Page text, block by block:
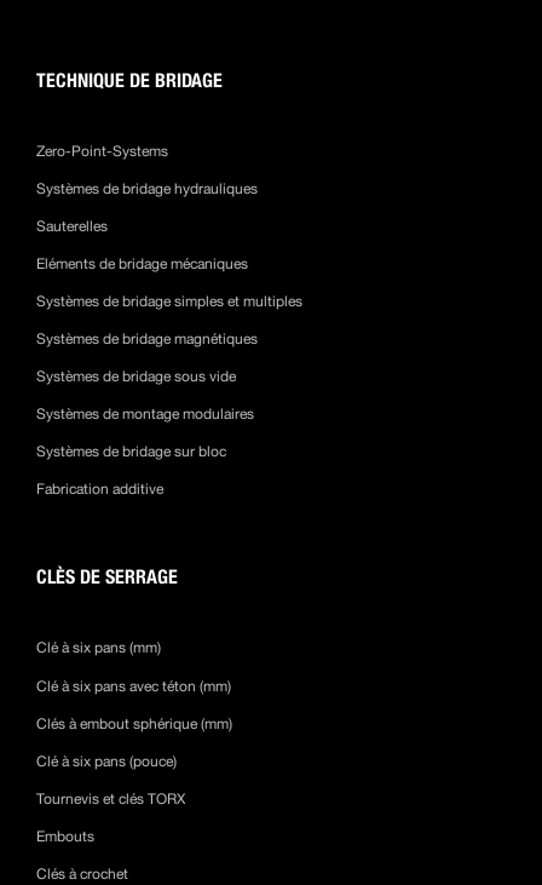
TECHNIQUE DE BRIDAGE
Zero-Point-Systems
Systèmes de bridage hydrauliques
Sauterelles
Eléments de bridage mécaniques
Systèmes de bridage simples et multiples
Systèmes de bridage magnétiques
Systèmes de bridage sous vide
Systèmes de montage modulaires
Systèmes de bridage sur bloc
Fabrication additive
CLÈS DE SERRAGE
Clé à six pans (mm)
Clé à six pans avec téton (mm)
Clés à embout sphérique (mm)
Clé à six pans (pouce)
Tournevis et clés TORX
Embouts
Clés à crochet